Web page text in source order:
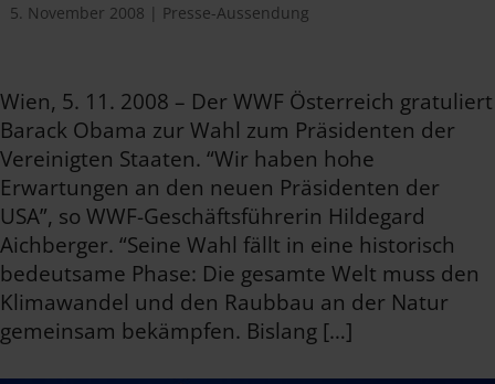
5. November 2008 | Presse-Aussendung
Wien, 5. 11. 2008 – Der WWF Österreich gratuliert
Barack Obama zur Wahl zum Präsidenten der
Vereinigten Staaten. “Wir haben hohe
Erwartungen an den neuen Präsidenten der
USA”, so WWF-Geschäftsführerin Hildegard
Aichberger. “Seine Wahl fällt in eine historisch
bedeutsame Phase: Die gesamte Welt muss den
Klimawandel und den Raubbau an der Natur
gemeinsam bekämpfen. Bislang […]